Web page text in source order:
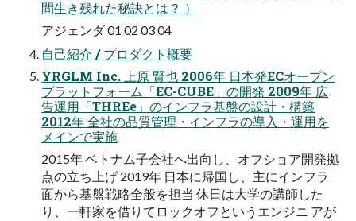
間生き残れた秘訣とは？ ）
アジェンダ 01 02 03 04
自己紹介 / プロダクト概要
YRGLM Inc. 上原 賢也 2006年 日本発ECオープン
プラットフォーム「EC-CUBE」の開発 2009年 広
告運用「THREe」のインフラ基盤の設計・構築
2012年 全社の品質管理・インフラの導入・運用を
メインで実施
2015年 ベトナム子会社へ出向し、オフショア開発拠
点の立ち上げ 2019年 日本に帰国し、主にインフラ
面から基盤戦略全般を担当 休日は大学の講師した
り、一軒家を借りてロックオフというエンジニ アが